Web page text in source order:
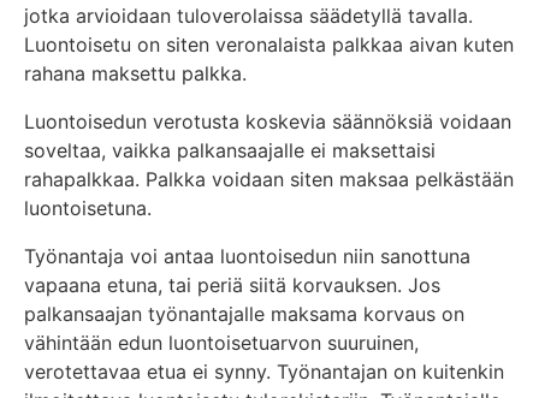
jotka arvioidaan tuloverolaissa säädetyllä tavalla.
Luontoisetu on siten veronalaista palkkaa aivan kuten
rahana maksettu palkka.
Luontoisedun verotusta koskevia säännöksiä voidaan
soveltaa, vaikka palkansaajalle ei maksettaisi
rahapalkkaa. Palkka voidaan siten maksaa pelkästään
luontoisetuna.
Työnantaja voi antaa luontoisedun niin sanottuna
vapaana etuna, tai periä siitä korvauksen. Jos
palkansaajan työnantajalle maksama korvaus on
vähintään edun luontoisetuarvon suuruinen,
verotettavaa etua ei synny. Työnantajan on kuitenkin